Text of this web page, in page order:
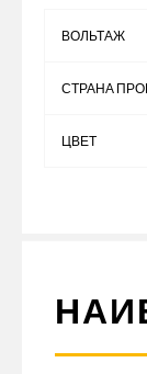
ВОЛЬТАЖ
СТРАНА
ЦВЕТ